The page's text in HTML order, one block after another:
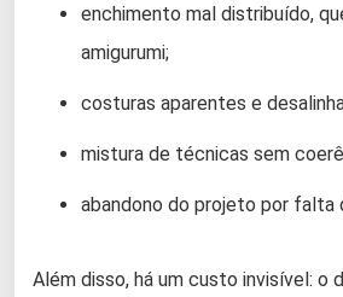
enchimento mal distribuído,
amigurumi;
costuras aparentes e
mistura de técnicas sem
abandono do projeto por falta
Além disso, há um custo invisível: o